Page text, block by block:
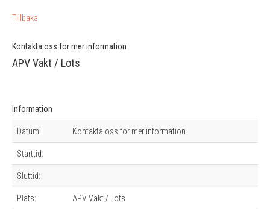
Tillbaka
Kontakta oss för mer information
APV Vakt / Lots
Information
Datum: Kontakta oss för mer information
Starttid:
Sluttid:
Plats: APV Vakt / Lots